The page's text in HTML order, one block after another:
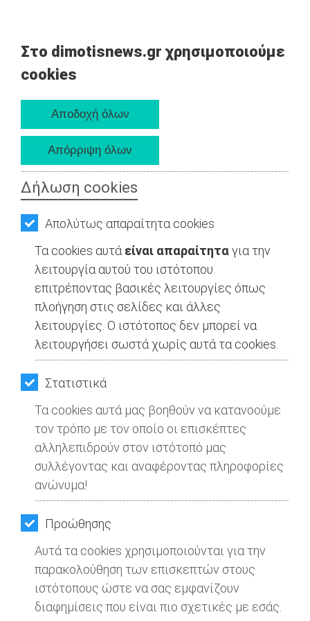
Στο dimotisnews.gr χρησιμοποιούμε
cookies
Δήλωση cookies
Απολύτως απαραίτητα cookies
Τα cookies αυτά είναι απαραίτηταγια την
λειτουργία αυτού του ιστότοπου
επιτρέποντας βασικές λειτουργίες όπως
πλοήγηση στις σελίδες και άλλες
λειτουργίες. Ο ιστότοπος δεν μπορεί να
λειτουργήσει σωστά χωρίς αυτά τα cookies.
Στατιστικά
Τα cookies αυτά μας βοηθούν να κατανοούμε
τον τρόπο με τον οποίο οι επισκέπτες
αλληλεπιδρούν στον ιστότοπό μας
συλλέγοντας και αναφέροντας πληροφορίες
ανώνυμα!
Προώθησης
Αυτά τα cookies χρησιμοποιούνται για την
παρακολούθηση των επισκεπτών στους
ιστότοπους ώστε να σας εμφανίζουν
διαφημίσεις που είναι πιο σχετικές με εσάς.